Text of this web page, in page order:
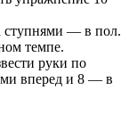
ступнями — в пол.
темпе.
руки по
вперед и 8 — в